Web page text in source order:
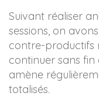
Suivant réaliser
sessions, on
contre-productifs
continuer sans fin
amène
totalisés.